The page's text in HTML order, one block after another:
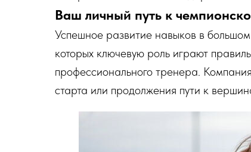
Ваш личный путь к
Успешное развитие навыков в
которых ключевую роль играют
профессионального тренера.
старта или продолжения пути к